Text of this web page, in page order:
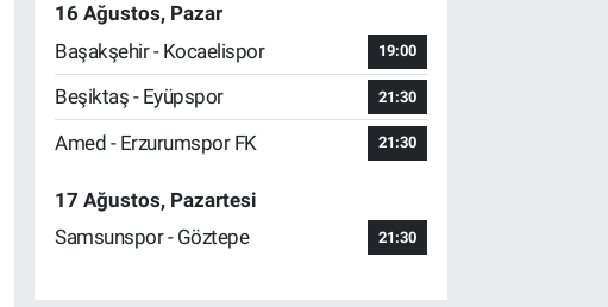
16 Ağustos, Pazar
Başakşehir - Kocaelispor
19:00
Beşiktaş - Eyüpspor 21:30
Amed - Erzurumspor FK 21:30
17 Ağustos, Pazartesi
Samsunspor - Göztepe
21:30